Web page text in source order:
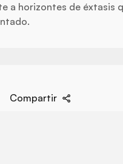
a horizontes de éxtasis
8719497666645
Compartir